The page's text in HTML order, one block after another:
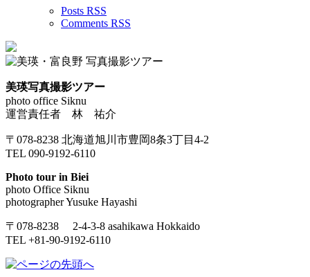
Posts RSS
Comments RSS
美瑛写真撮影ツアー
photo office Siknu
運営責任者 林 祐介
〒078-8238 北海道旭川市豊岡8条3丁目4-2
TEL 090-9192-6110
Photo tour in Biei
photo Office Siknu
photographer Yusuke Hayashi
〒078-8238 2-4-3-8 asahikawa Hokkaido
TEL +81-90-9192-6110